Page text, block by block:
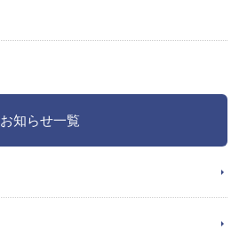
お知らせ一覧